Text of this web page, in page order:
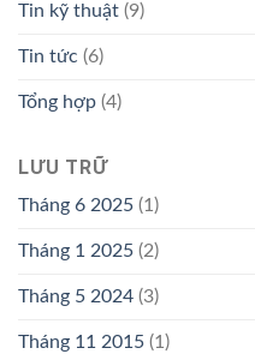
Tin kỹ thuật (9)
Tin tức (6)
Tổng hợp (4)
LƯU TRỮ
Tháng 6 2025 (1)
Tháng 1 2025 (2)
Tháng 5 2024 (3)
Tháng 11 2015 (1)